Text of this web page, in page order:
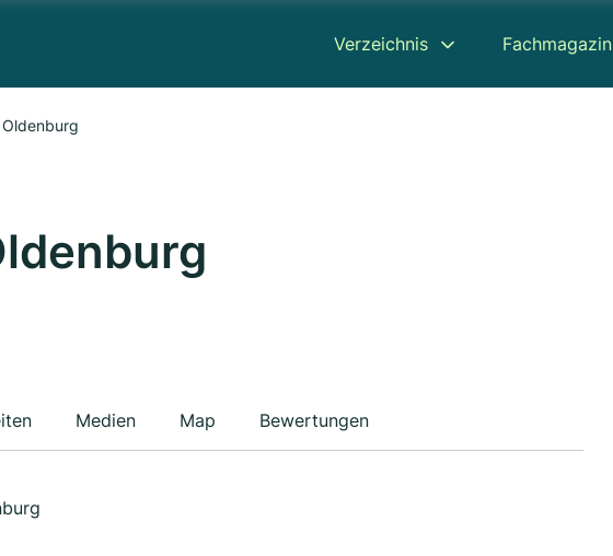
Verzeichnis Fachmagazin
Medien Map Bewertungen